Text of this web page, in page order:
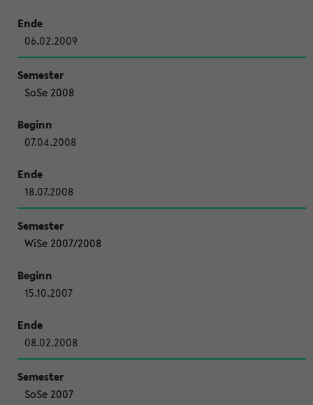
06.02.2009
SoSe 2008
07.04.2008
18.07.2008
WiSe 2007/2008
15.10.2007
08.02.2008
SoSe 2007